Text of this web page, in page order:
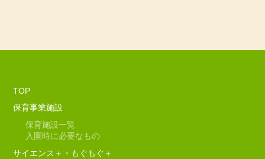
TOP
保育事業施設
保育施設一覧
入園時に必要なもの
サイエンス＋・もぐもぐ＋